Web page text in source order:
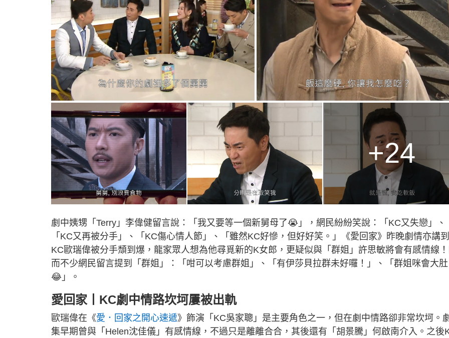
+24
劇中姨甥「Terry」李偉健留言說：「我又要等一個新舅母了😭」，網民紛紛笑說：「KC又失戀」、
「KC又再被分手」、「KC傷心情人節」、「雖然KC好慘，但好好笑。」《愛回家》昨晚劇情亦講到
KC歐瑞偉被分手頹到爆，龍家眾人想為他尋覓新的K女郎，更疑似與「群姐」許思敏將會有感情線！
而不少網民留言提到「群姐」：「咁可以考慮群姐」、「有伊莎貝拉群未好囉！」、「群姐咪會大肚
😂」。
愛回家丨KC劇中情路坎坷屢被出軌
歐瑞偉在《愛．回家之開心速遞》飾演「KC吳家聰」是主要角色之一，但在劇中情路卻非常坎坷。劇
集早期曾與「Helen沈佳儀」有感情線，不過只是離離合合，其後還有「胡景騰」何啟南介入。之後